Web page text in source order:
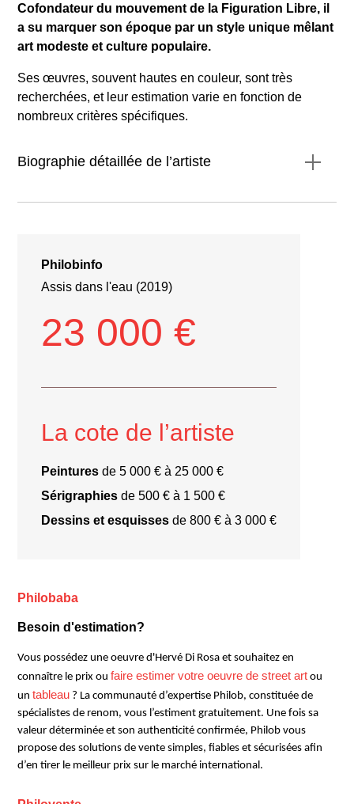
Cofondateur du mouvement de la Figuration Libre, il
a su marquer son époque par un style unique mêlant
art modeste et culture populaire.
Ses œuvres, souvent hautes en couleur, sont très
recherchées, et leur estimation varie en fonction de
nombreux critères spécifiques.
Biographie détaillée de l’artiste
Philobinfo
Assis dans l'eau (2019)
23 000 €
La cote de l’artiste
Peintures de 5 000 € à 25 000 €
Sérigraphies de 500 € à 1 500 €
Dessins et esquisses de 800 € à 3 000 €
Philobaba
Besoin d'estimation?
Vous possédez une oeuvre d'Hervé Di Rosa et souhaitez en
connaître le prix oufaire estimer votre oeuvre de street art ou
untableau ? La communauté d’expertise Philob, constituée de
spécialistes de renom, vous l’estiment gratuitement. Une fois sa
valeur déterminée et son authenticité confirmée, Philob vous
propose des solutions de vente simples, fiables et sécurisées afin
d’en tirer le meilleur prix sur le marché international.